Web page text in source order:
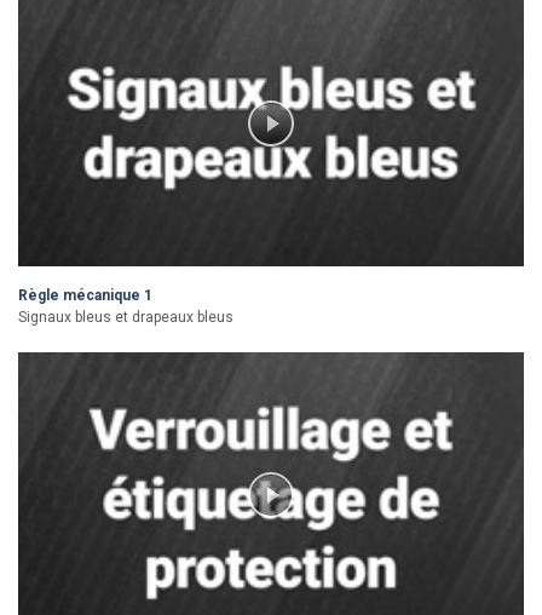
Règle mécanique 1
Signaux bleus et drapeaux bleus